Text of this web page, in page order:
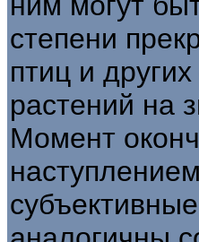
степени
птиц и
растений на
Момент